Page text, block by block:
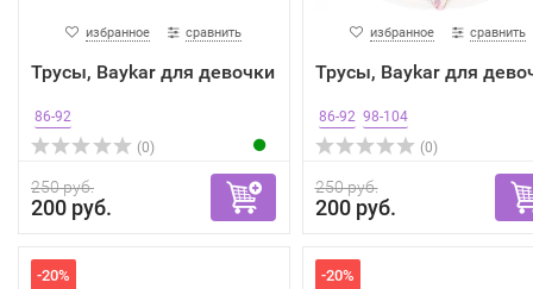
избранное сравнить
Трусы, Baykar для девочки
86-92
(0)
250 руб.
200 руб.
избранное сравнить
Трусы, Baykar для
86-92 98-104
(0)
250 руб.
200 руб.
-20% -20%